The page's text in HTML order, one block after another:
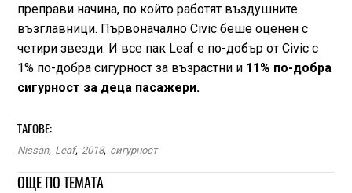
преправи начина, по който работят въздушните
възглавници. Първоначално Civic беше оценен с
четири звезди. И все пак Leaf е по-добър от Civic с
1% по-добра сигурност за възрастни и 11% по-добра
сигурност за деца пасажери.
ТАГОВЕ:
Nissan, Leaf, 2018, сигурност
ОЩЕ ПО ТЕМАТА